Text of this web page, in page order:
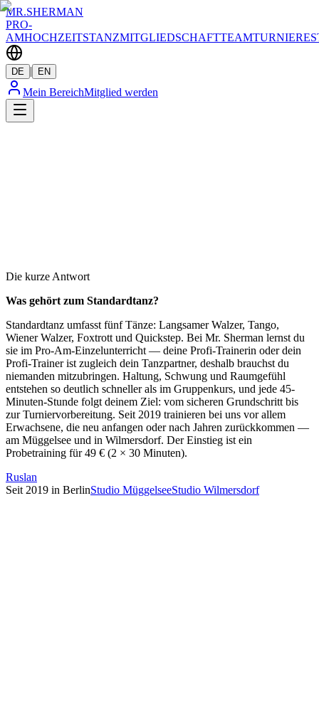
MR.SHERMAN
PRO-
AMHOCHZEITSTANZMITGLIEDSCHAFTTEAMTURNIERE
DE | EN
Mein BereichMitglied werden
Die kurze Antwort
Was gehört zum Standardtanz?
Standardtanz umfasst fünf Tänze: Langsamer Walzer, Tango,
Wiener Walzer, Foxtrott und Quickstep. Bei Mr. Sherman lernst du
sie im Pro-Am-Einzelunterricht — deine Profi-Trainerin oder dein
Profi-Trainer ist zugleich dein Tanzpartner, deshalb brauchst du
niemanden mitzubringen. Haltung, Schwung und Raumgefühl
entstehen so deutlich schneller als im Gruppenkurs, und jede 45-
Minuten-Stunde folgt deinem Ziel: vom sicheren Grundschritt bis
zur Turniervorbereitung. Seit 2019 trainieren bei uns vor allem
Erwachsene, die neu anfangen oder nach Jahren zurückkommen —
am Müggelsee und in Wilmersdorf. Der Einstieg ist ein
Probetraining für 49 € (2 × 30 Minuten).
Ruslan
Seit 2019 in BerlinStudio MüggelseeStudio Wilmersdorf